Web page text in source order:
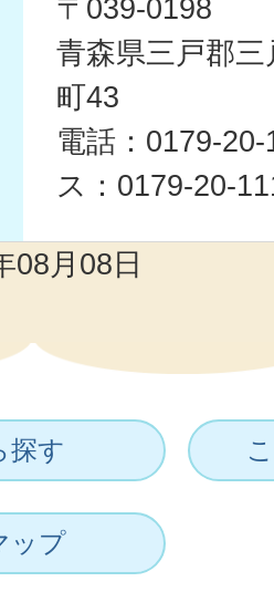
〒039-0198
青森県三戸郡
町43
電話：0179-
ス：0179-20-
08月08日
探す
ップ